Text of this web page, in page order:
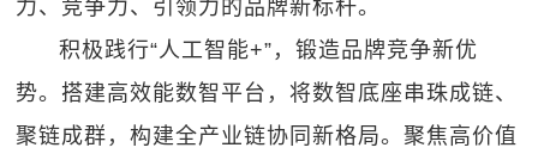
力、竞争力、引领力的品牌新标杆。
积极践行“人工智能+”，锻造品牌竞争新优
势。搭建高效能数智平台，将数智底座串珠成链、
聚链成群，构建全产业链协同新格局。聚焦高价值